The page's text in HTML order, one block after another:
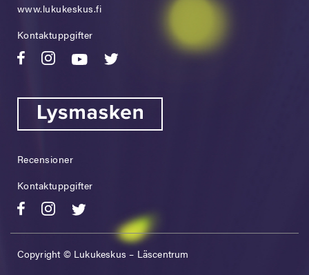
www.lukukeskus.fi
Kontaktuppgifter
Recensioner
Kontaktuppgifter
Copyright © Lukukeskus – Läscentrum